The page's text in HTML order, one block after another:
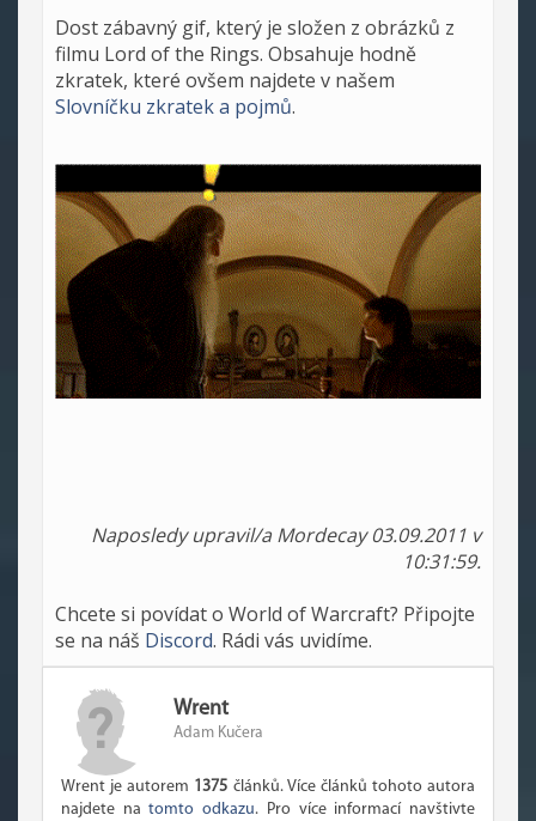
Dost zábavný gif, který je složen z obrázků z
filmu Lord of the Rings. Obsahuje hodně
zkratek, které ovšem najdete v našem
Slovníčku zkratek a pojmů.
Naposledy upravil/a Mordecay 03.09.2011 v
10:31:59.
Chcete si povídat o World of Warcraft? Připojte
se na náš Discord. Rádi vás uvidíme.
Wrent
Adam Kučera
Wrent je autorem 1375 článků. Více článků tohoto autora
najdete natomto odkazu. Pro více informací navštivte